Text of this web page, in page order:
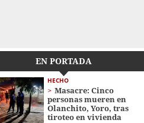
EN PORTADA
HECHO
Masacre: Cinco
personas mueren en
Olanchito, Yoro, tras
tiroteo en vivienda